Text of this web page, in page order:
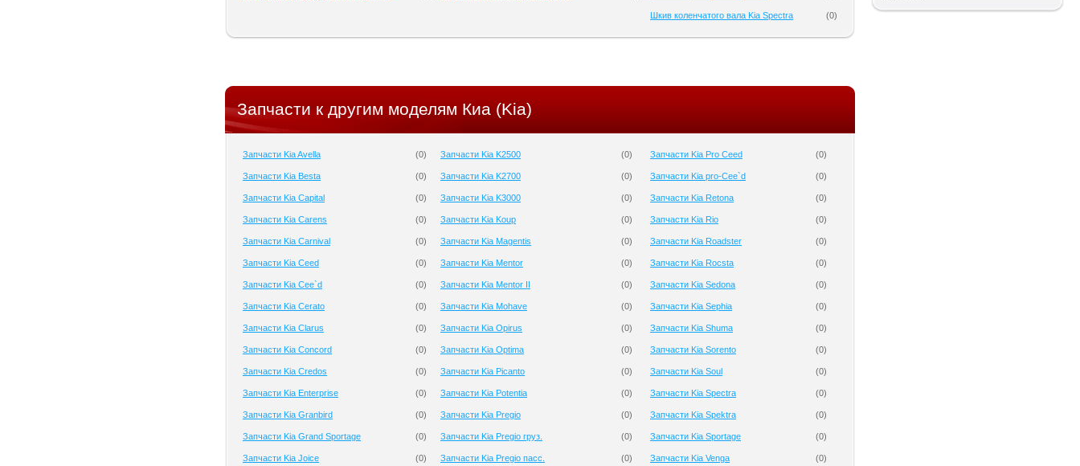
Шкив коленчатого вала Kia Spectra (0)
Запчасти к другим моделям Киа (Kia)
Запчасти Kia Avella (0)
Запчасти Kia Besta (0)
Запчасти Kia Capital (0)
Запчасти Kia Carens (0)
Запчасти Kia Carnival (0)
Запчасти Kia Ceed (0)
Запчасти Kia Cee`d (0)
Запчасти Kia Cerato (0)
Запчасти Kia Clarus (0)
Запчасти Kia Concord (0)
Запчасти Kia Credos (0)
Запчасти Kia Enterprise (0)
Запчасти Kia Granbird (0)
Запчасти Kia Grand Sportage (0)
Запчасти Kia Joice (0)
Запчасти Kia K2500 (0)
Запчасти Kia K2700 (0)
Запчасти Kia K3000 (0)
Запчасти Kia Koup (0)
Запчасти Kia Magentis (0)
Запчасти Kia Mentor (0)
Запчасти Kia Mentor II (0)
Запчасти Kia Mohave (0)
Запчасти Kia Opirus (0)
Запчасти Kia Optima (0)
Запчасти Kia Picanto (0)
Запчасти Kia Potentia (0)
Запчасти Kia Pregio (0)
Запчасти Kia Pregio груз. (0)
Запчасти Kia Pregio пасс. (0)
Запчасти Kia Pro Ceed (0)
Запчасти Kia pro-Cee`d (0)
Запчасти Kia Retona (0)
Запчасти Kia Rio (0)
Запчасти Kia Roadster (0)
Запчасти Kia Rocsta (0)
Запчасти Kia Sedona (0)
Запчасти Kia Sephia (0)
Запчасти Kia Shuma (0)
Запчасти Kia Sorento (0)
Запчасти Kia Soul (0)
Запчасти Kia Spectra (0)
Запчасти Kia Spektra (0)
Запчасти Kia Sportage (0)
Запчасти Kia Venga (0)